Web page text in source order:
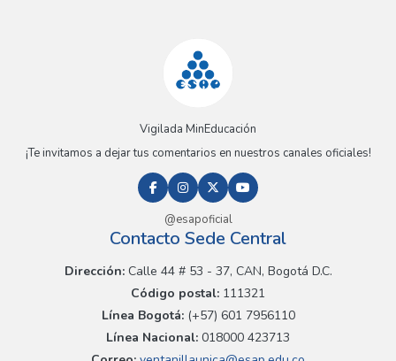
Vigilada MinEducación
¡Te invitamos a dejar tus comentarios en nuestros canales oficiales!
@esapoficial
Contacto Sede Central
Dirección:Calle 44 # 53 - 37, CAN, Bogotá D.C.
Código postal: 111321
Línea Bogotá:(+57) 601 7956110
Línea Nacional: 018000 423713